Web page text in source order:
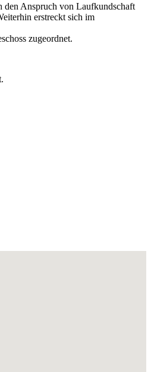
den Anspruch von Laufkundschaft
erstreckt sich im
zugeordnet.